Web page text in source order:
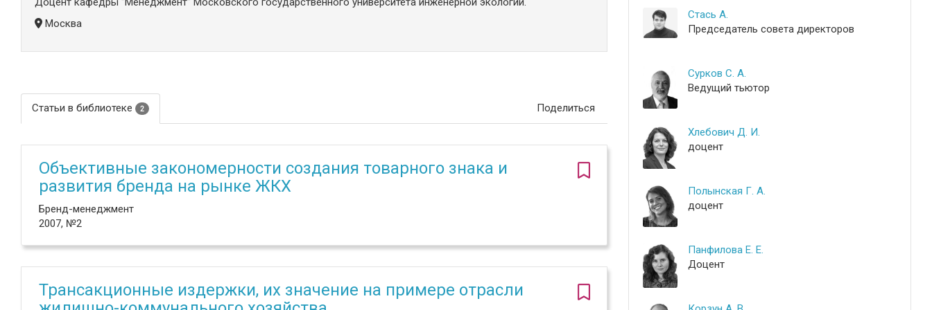
Москва
Статьи в библиотеке 2 Поделиться
Объективные закономерности создания товарного знака и
развития бренда на рынке ЖКХ
Бренд-менеджмент
2007, №2
Трансакционные издержки, их значение на примере отрасли
Стась А.
Председатель совета директоров
Сурков С. А.
Ведущий тьютор
Хлебович Д. И.
доцент
Полынская Г. А.
доцент
Панфилова Е. Е.
Доцент